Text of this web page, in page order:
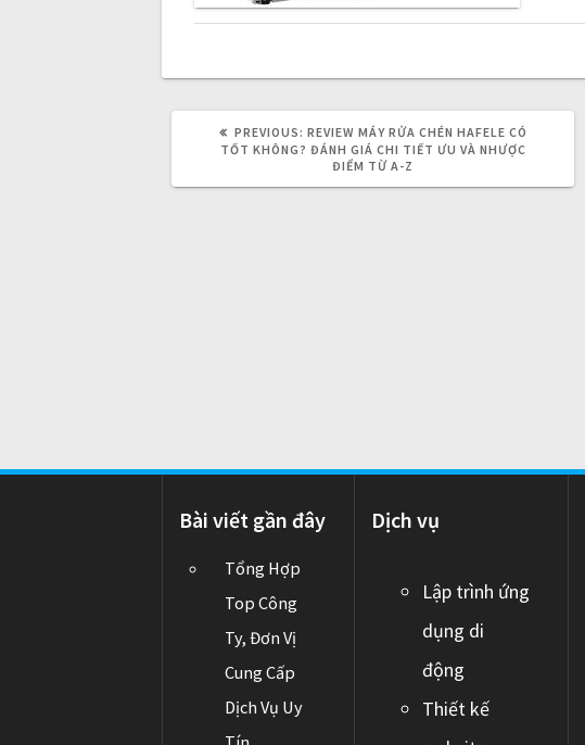
i
g
a
PREVIOUS: P
R
REVIEW MÁY RỬA CHÉN HAFELE CÓ
TỐT KHÔNG? ĐÁNH GIÁ CHI TIẾT ƯU VÀ NHƯỢC
ĐIỂM TỪ A-Z
Bài viết gần đây
Tổng Hợp
Top Công
Ty, Đơn Vị
Cung Cấp
Dịch Vụ Uy
Dịch vụ
Lập trình ứng
dụng di
động
Thiết kế